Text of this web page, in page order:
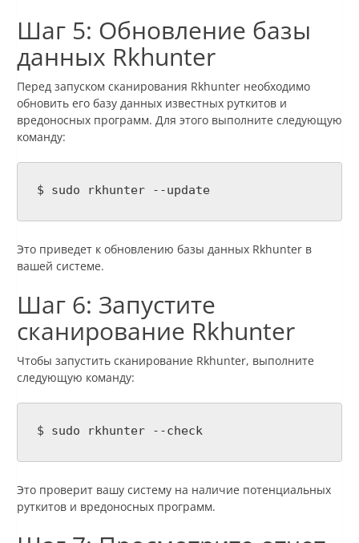
Шаг 5: Обновление базы
данных Rkhunter
Перед запуском сканирования Rkhunter необходимо
обновить его базу данных известных руткитов и
вредоносных программ. Для этого выполните следующую
команду:
$ sudo rkhunter --update
Это приведет к обновлению базы данных Rkhunter в
вашей системе.
Шаг 6: Запустите
сканирование Rkhunter
Чтобы запустить сканирование Rkhunter, выполните
следующую команду:
$ sudo rkhunter --check
Это проверит вашу систему на наличие потенциальных
руткитов и вредоносных программ.